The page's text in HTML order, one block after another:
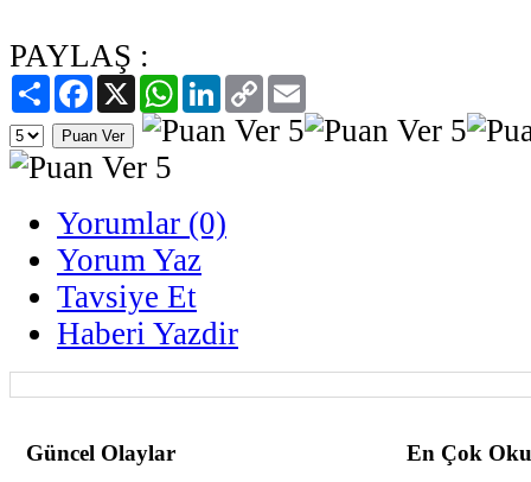
PAYLAŞ :
PaylaşFacebook
X WhatsAppLinkedIn
Copy
Link
Yorumlar (0)
Yorum Yaz
Tavsiye Et
Haberi Yazdir
Güncel Olaylar En Çok